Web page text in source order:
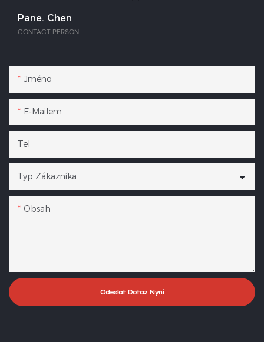
Pane. Chen
CONTACT PERSON
Jméno
E-Mailem
Tel
Typ Zákazníka
Obsah
Odeslat Dotaz Nyní